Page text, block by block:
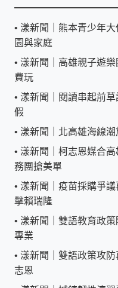
• 漾新聞｜熊本青少年
園與家庭
• 漾新聞｜高雄親子遊
費玩
• 漾新聞｜閱讀串起前
假
• 漾新聞｜北高雄海線
• 漾新聞｜柯志恩媒合
務團搶美單
• 漾新聞｜疫苗採購爭
擊賴瑞隆
• 漾新聞｜雙語教育政
專業
• 漾新聞｜雙語政策攻
志恩